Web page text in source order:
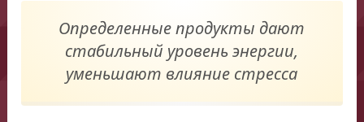
Определенные продукты дают
стабильный уровень энергии,
уменьшают влияние стресса